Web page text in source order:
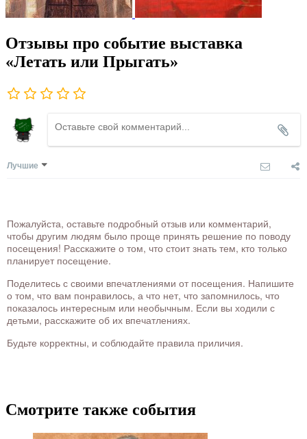
Отзывы про событие выставка
«Летать или Прыгать»
Лучшие
Пожалуйста, оставьте подробный отзыв или комментарий,
чтобы другим людям было проще принять решение по поводу
посещения! Расскажите о том, что стоит знать тем, кто только
планирует посещение.
Поделитесь с своими впечатлениями от посещения. Напишите
о том, что вам понравилось, а что нет, что запомнилось, что
показалось интересным или необычным. Если вы ходили с
детьми, расскажите об их впечатлениях.
Будьте корректны, и соблюдайте правила приличия.
Смотрите также события